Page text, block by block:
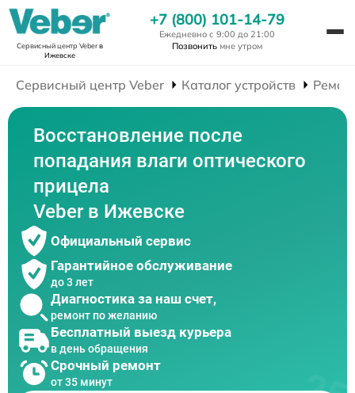
Сервисный центр Veberв
Ижевске
+7 (800) 101-14-79
Ежедневно с 9:00 до 21:00
Позвонить мне утром
Сервисный центр Veber Каталог устройств
Восстановление после
попадания влаги оптического
прицела
Veber в Ижевске
Официальный сервис
Гарантийное обслуживание
до 3 лет
Диагностика за наш счет,
ремонт по желанию
Бесплатный выезд курьера
в день обращения
Срочный ремонт
от 35 минут